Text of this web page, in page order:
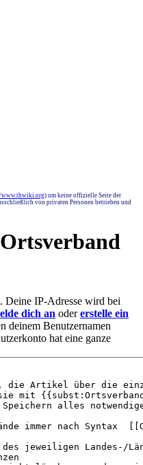
) um keine offizielle Seite der
von privaten Personen betrieben und
Ortsverband
Deine IP-Adresse wird bei
dich an odererstelle ein
deinem Benutzernamen
hat eine ganze